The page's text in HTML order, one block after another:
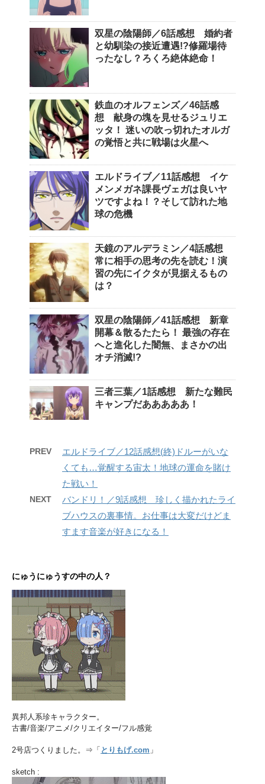
双星の陰陽師／6話感想 婚約者
と幼馴染の接近遭遇!?修羅場待
ったなし？ろくろ絶体絶命！
鉄血のオルフェンズ／46話感
想 献身の塊を見せるジュリエ
ッタ！ 迷いの吹っ切れたオルガ
の覚悟と共に戦場は火星へ
エルドライブ／11話感想 イケ
メンメガネ課長ヴェガは良いヤ
ツですよね！？そして訪れた地
球の危機
天鏡のアルデラミン／4話感想
常に相手の思考の先を読む！演
習の先にイクタが見据えるもの
は？
双星の陰陽師／41話感想 新章
開幕＆散るたたら！ 最強の存在
へと進化した闇無、まさかの出
オチ消滅!?
三者三葉／1話感想 新たな難民
キャンプだあああああ！
PREV
エルドライブ／12話感想(終)ドルーがいな
くても…覚醒する宙太！地球の運命を賭け
た戦い！
NEXT
バンドリ！／9話感想 珍しく描かれたライ
ブハウスの裏事情。お仕事は大変だけどま
すます音楽が好きになる！
にゅうにゅうすの中の人？
異邦人系珍キャラクター。
古書/音楽/アニメ/クリエイター/フル感覚
2号店つくりました。⇒「 とりもげ.com 」
sketch :